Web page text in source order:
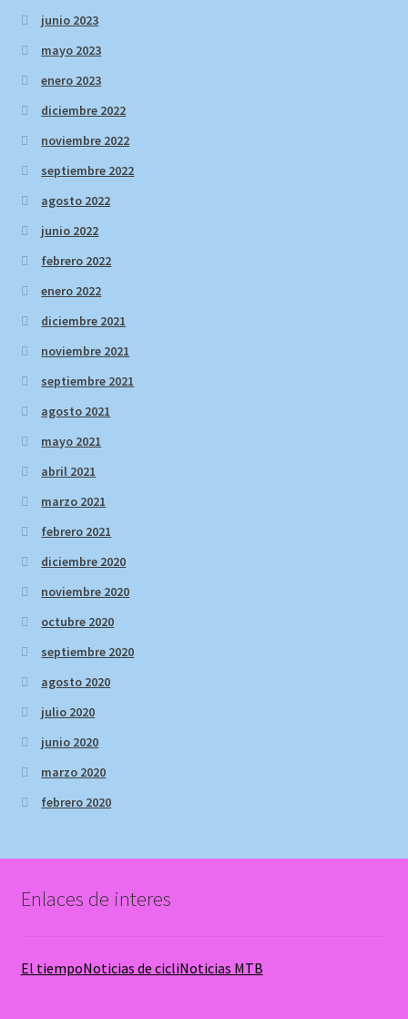
junio 2023
mayo 2023
enero 2023
diciembre 2022
noviembre 2022
septiembre 2022
agosto 2022
junio 2022
febrero 2022
enero 2022
diciembre 2021
noviembre 2021
septiembre 2021
agosto 2021
mayo 2021
abril 2021
marzo 2021
febrero 2021
diciembre 2020
noviembre 2020
octubre 2020
septiembre 2020
agosto 2020
julio 2020
junio 2020
marzo 2020
febrero 2020
Enlaces de interes
El tiempoNoticias de cicliNoticias MTB